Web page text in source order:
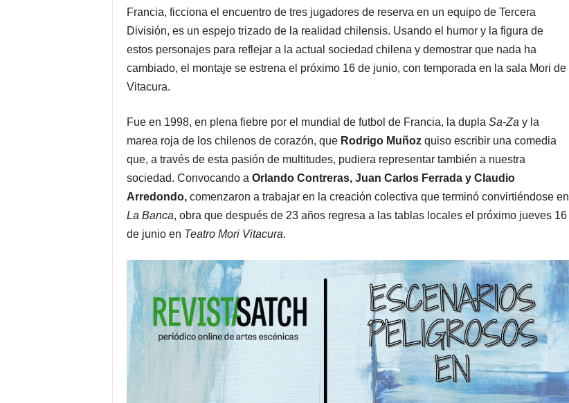
Francia, ficciona el encuentro de tres jugadores de reserva en un equipo de Tercera
División, es un espejo trizado de la realidad chilensis. Usando el humor y la figura de
estos personajes para reflejar a la actual sociedad chilena y demostrar que nada ha
cambiado, el montaje se estrena el próximo 16 de junio, con temporada en la sala Mori de
Vitacura.
Fue en 1998, en plena fiebre por el mundial de futbol de Francia, la dupla Sa-Za y la
marea roja de los chilenos de corazón, que Rodrigo Muñozquiso escribir una comedia
que, a través de esta pasión de multitudes, pudiera representar también a nuestra
sociedad. Convocando a Orlando Contreras, Juan Carlos Ferrada y Claudio
Arredondo,comenzaron a trabajar en la creación colectiva que terminó convirtiéndose en
La Banca, obra que después de 23 años regresa a las tablas locales el próximo jueves 16
de junio en Teatro Mori Vitacura.